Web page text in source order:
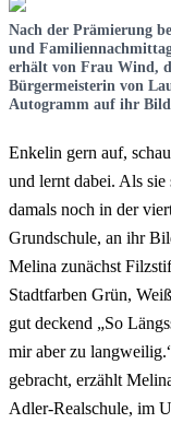
Nach der Prämierung
und
erhält von Frau Wind,
Bürgermeisterin von
Autogramm auf ihr
Enkelin gern auf,
und lernt dabei. Als
damals noch in der
Grundschule, an ihr
Melina zunächst
Stadtfarben Grün,
gut deckend „So
mir aber zu
gebracht, erzählt
Adler-Realschule, im